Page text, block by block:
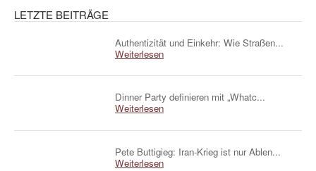
LETZTE BEITRÄGE
Authentizität und Einkehr: Wie Straßen...
Weiterlesen
Dinner Party definieren mit „Whatc...
Weiterlesen
Pete Buttigieg: Iran-Krieg ist nur Ablen...
Weiterlesen